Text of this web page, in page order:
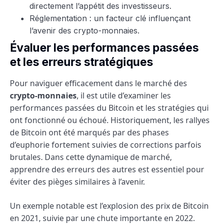
directement l’appétit des investisseurs.
Réglementation : un facteur clé influençant
l’avenir des crypto-monnaies.
Évaluer les performances passées
et les erreurs stratégiques
Pour naviguer efficacement dans le marché des
crypto-monnaies, il est utile d’examiner les
performances passées du Bitcoin et les stratégies qui
ont fonctionné ou échoué. Historiquement, les rallyes
de Bitcoin ont été marqués par des phases
d’euphorie fortement suivies de corrections parfois
brutales. Dans cette dynamique de marché,
apprendre des erreurs des autres est essentiel pour
éviter des pièges similaires à l’avenir.
Un exemple notable est l’explosion des prix de Bitcoin
en 2021, suivie par une chute importante en 2022.